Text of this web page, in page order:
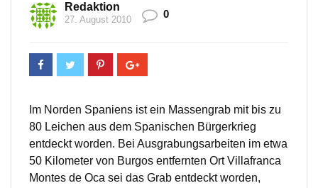
Redaktion
27. August 2010 0
Im Norden Spaniens ist ein Massengrab mit bis zu
80 Leichen aus dem Spanischen Bürgerkrieg
entdeckt worden. Bei Ausgrabungsarbeiten im etwa
50 Kilometer von Burgos entfernten Ort Villafranca
Montes de Oca sei das Grab entdeckt worden,